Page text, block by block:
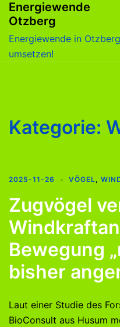
Zum
Inhalt
springen
Energiewende
Otzberg
Energiewende in Otzberg
umsetzen!
Kategorie:
2025-11-26 VÖGEL,
Zugvögel
Bewegung
bisher
Laut einer Studie des
BioConsult aus Husum